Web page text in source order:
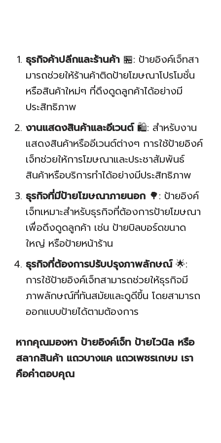
ธุรกิจค้าปลีกและร้านค้า 🏪: ป้ายอิงค์เจ็ทสา
มารถช่วยให้ร้านค้าติดป้ายโฆษณาโปรโมชั่น
หรือสินค้าใหม่ๆ ที่ดึงดูดลูกค้าได้อย่างมี
ประสิทธิภาพ
งานแสดงสินค้าและอีเวนต์🛍️: สำหรับงาน
แสดงสินค้าหรืออีเวนต์ต่างๆ การใช้ป้ายอิงค์
เจ็ทช่วยให้การโฆษณาและประชาสัมพันธ์
สินค้าหรือบริการทำได้อย่างมีประสิทธิภาพ
ธุรกิจที่มีป้ายโฆษณาภายนอก 🌳: ป้ายอิงค์
เจ็ทเหมาะสำหรับธุรกิจที่ต้องการป้ายโฆษณา
เพื่อดึงดูดลูกค้า เช่น ป้ายบิลบอร์ดขนาด
ใหญ่ หรือป้ายหน้าร้าน
ธุรกิจที่ต้องการปรับปรุงภาพลักษณ์🌟:
การใช้ป้ายอิงค์เจ็ทสามารถช่วยให้ธุรกิจมี
ภาพลักษณ์ที่ทันสมัยและดูดีขึ้น โดยสามารถ
ออกแบบป้ายได้ตามต้องการ
หากคุณมองหา ป้ายอิงค์เจ็ท ป้ายไวนิล หรือ
สลากสินค้า แถวบางแค แถวเพชรเกษม เรา
คือคำตอบคุณ